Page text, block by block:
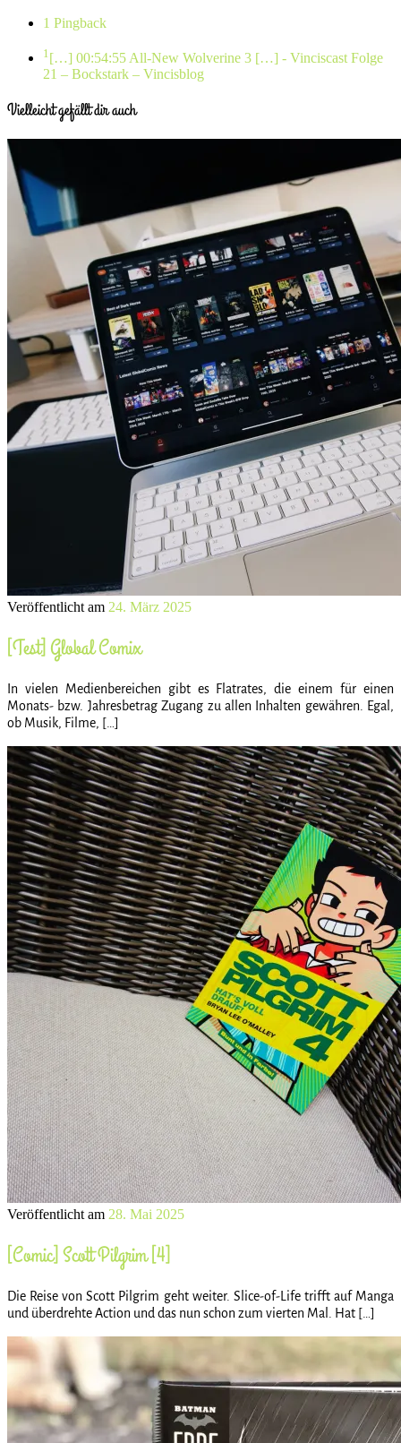
1 Pingback
1 […] 00:54:55 All-New Wolverine 3 […] - Vinciscast Folge
21 – Bockstark – Vincisblog
Vielleicht gefällt dir auch
Veröffentlicht am 24. März 2025
[Test] Global Comix
In vielen Medienbereichen gibt es Flatrates, die einem für einen
Monats- bzw. Jahresbetrag Zugang zu allen Inhalten gewähren. Egal,
ob Musik, Filme, […]
Veröffentlicht am 28. Mai 2025
[Comic] Scott Pilgrim [4]
Die Reise von Scott Pilgrim geht weiter. Slice-of-Life trifft auf Manga
und überdrehte Action und das nun schon zum vierten Mal. Hat […]